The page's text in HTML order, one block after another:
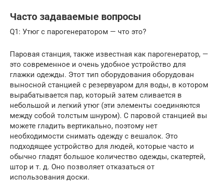
Часто задаваемые вопросы
Q1: Утюг с парогенератором — что это?
Паровая станция, также известная как парогенератор, —
это современное и очень удобное устройство для
глажки одежды. Этот тип оборудования оборудован
выносной станцией с резервуаром для воды, в котором
вырабатывается пар, который затем сливается в
небольшой и легкий утюг (эти элементы соединяются
между собой толстым шнуром). С паровой станцией вы
можете гладить вертикально, поэтому нет
необходимости снимать одежду с вешалок. Это
подходящее устройство для людей, которые часто и
обычно гладят большое количество одежды, скатертей,
штор и т. д. Оно позволяет отказаться от
использования доски.